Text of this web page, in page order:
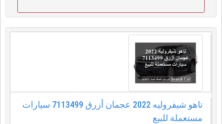
تاهو شيفروليه 2022 عجمان أزرق 7113499 سيارات
مستعملة للبيع